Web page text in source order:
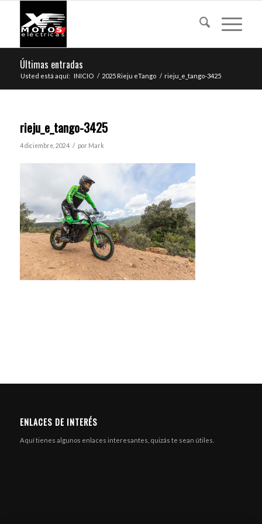
Últimas entradas
Usted está aquí: INICIO / 2025 Rieju eTango / rieju_e_tango-3425
rieju_e_tango-3425
4 diciembre, 2024 / por Mark
ENLACES DE INTERÉS
Aquí tienes algunos enlaces interesantes, quizás te sean útiles.